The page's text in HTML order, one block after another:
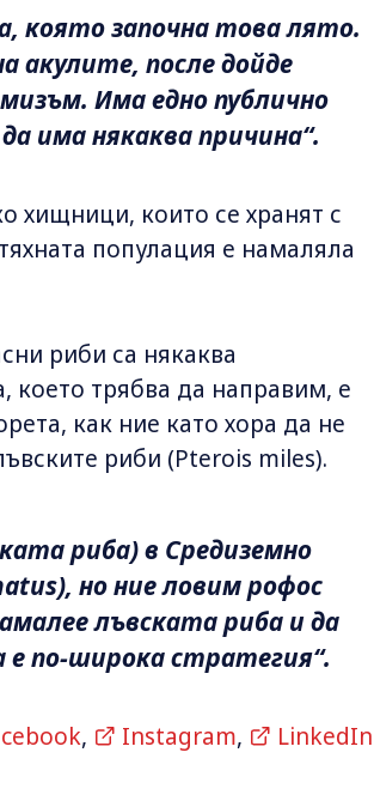
която започна това лято.
акулите, после дойде
Има едно публично
има някаква причина“.
хищници, които се хранят с
популация е намаляла
риби са някаква
което трябва да направим, е
как ние като хора да не
риби (Pterois miles).
риба) в Средиземно
но ние ловим рофос
лъвската риба и да
е по-широка стратегия“.
, Instagram,
LinkedIn